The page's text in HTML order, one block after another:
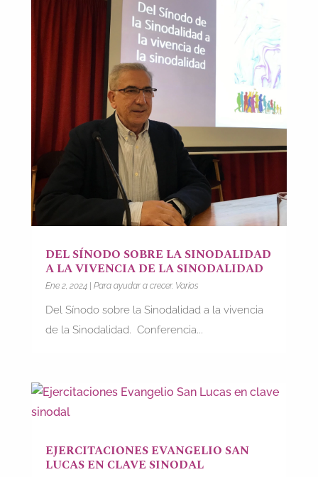
DEL SÍNODO SOBRE LA SINODALIDAD
A LA VIVENCIA DE LA SINODALIDAD
Ene 2, 2024| Para ayudar a crecer. Varios
Del Sínodo sobre la Sinodalidad a la vivencia
de la Sinodalidad. Conferencia...
EJERCITACIONES EVANGELIO SAN
LUCAS EN CLAVE SINODAL